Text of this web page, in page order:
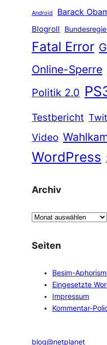
Android Barack
Blogroll
Fatal Error
Online-Sperre
Politik 2.0
Testbericht
Video
WordPress
Archiv
A
c
h
Seiten
Besim-
Eingesetzte
Impressum
Kommentar-
blog@netplanet